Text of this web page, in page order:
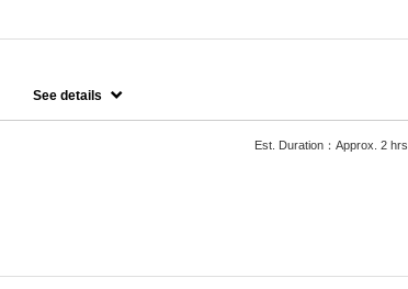
す。
プションでお選びいただくかご来店の際にスタッフにお伝えくだ
See details
Est. Duration：Approx. 2 hrs